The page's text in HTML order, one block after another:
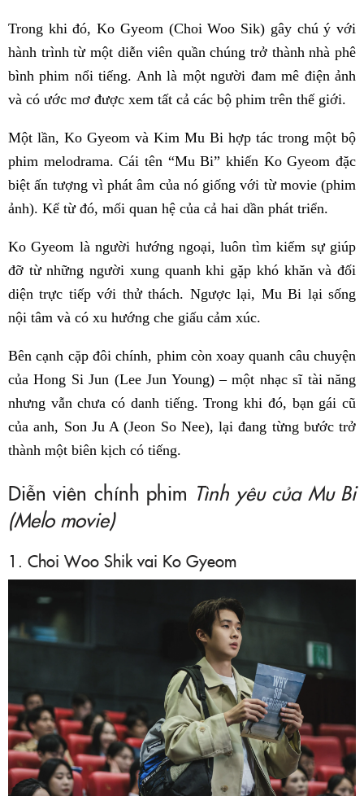
Trong khi đó, Ko Gyeom (Choi Woo Sik) gây chú ý với
hành trình từ một diễn viên quần chúng trở thành nhà phê
bình phim nổi tiếng. Anh là một người đam mê điện ảnh
và có ước mơ được xem tất cả các bộ phim trên thế giới.
Một lần, Ko Gyeom và Kim Mu Bi hợp tác trong một bộ
phim melodrama. Cái tên “Mu Bi” khiến Ko Gyeom đặc
biệt ấn tượng vì phát âm của nó giống với từ movie (phim
ảnh). Kể từ đó, mối quan hệ của cả hai dần phát triển.
Ko Gyeom là người hướng ngoại, luôn tìm kiếm sự giúp
đỡ từ những người xung quanh khi gặp khó khăn và đối
diện trực tiếp với thử thách. Ngược lại, Mu Bi lại sống
nội tâm và có xu hướng che giấu cảm xúc.
Bên cạnh cặp đôi chính, phim còn xoay quanh câu chuyện
của Hong Si Jun (Lee Jun Young) – một nhạc sĩ tài năng
nhưng vẫn chưa có danh tiếng. Trong khi đó, bạn gái cũ
của anh, Son Ju A (Jeon So Nee), lại đang từng bước trở
thành một biên kịch có tiếng.
Diễn viên chính phim Tình yêu của Mu Bi
(Melo movie)
1. Choi Woo Shik vai Ko Gyeom